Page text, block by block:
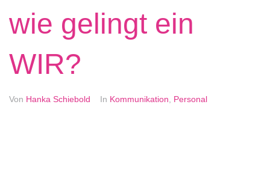
wie gelingt ein
WIR?
Von Hanka Schiebold In Kommunikation Personal